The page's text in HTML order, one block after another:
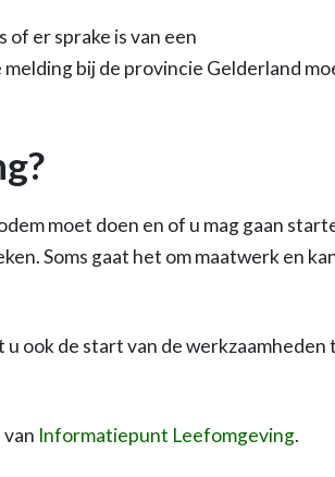
er sprake is van een
bij de provincie Gelderland
moet doen en of u mag gaan
Soms gaat het om maatwerk en
ook de start van de werkzaamheden
Informatiepunt Leefomgeving.